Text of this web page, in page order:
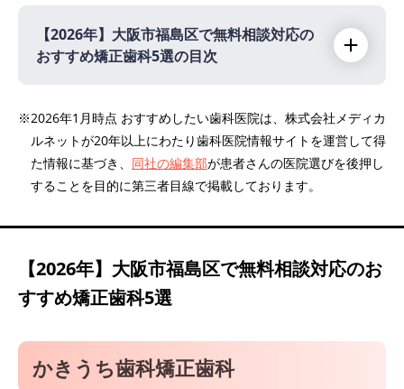
【2026年】 大阪市福島区で無料相談対応の
おすすめ矯正歯科5選の目次
かきうち歯科矯正歯科
医療法人佑恵会 八田歯科
野田駅前歯科クリニック
こうみ歯科クリニック
※2026年1月時点 おすすめしたい歯科医院は、株式会社メディカ
ルネットが20年以上にわたり歯科医院情報サイトを運営して得
た情報に基づき、 同社の編集部が患者さんの医院選びを後押し
することを目的に第三者目線で掲載しております。
【2026年】 大阪市福島区で無料相談対応のお
すすめ矯正歯科5選
かきうち歯科矯正歯科